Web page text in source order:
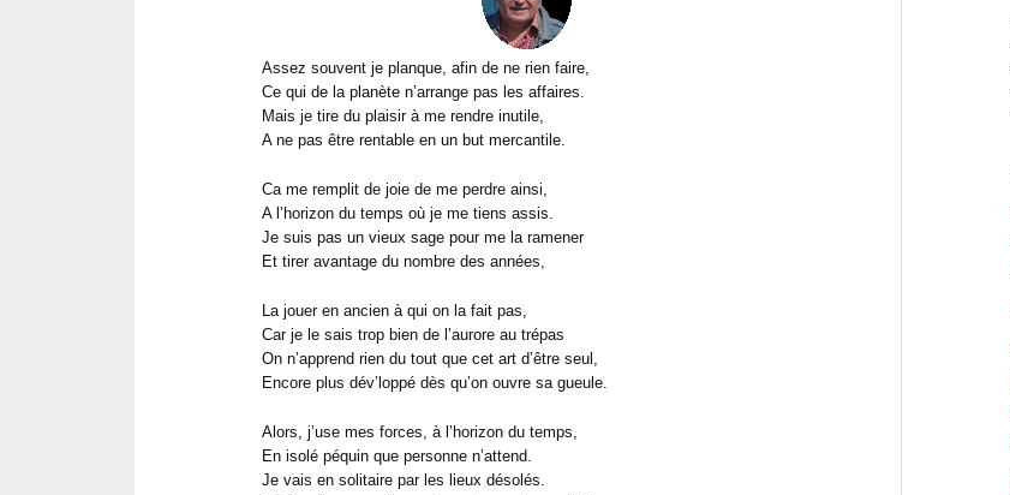
Assez souvent je planque, afin de ne rien faire,
Ce qui de la planète n’arrange pas les affaires.
Mais je tire du plaisir à me rendre inutile,
A ne pas être rentable en un but mercantile.
Ca me remplit de joie de me perdre ainsi,
A l’horizon du temps où je me tiens assis.
Je suis pas un vieux sage pour me la ramener
Et tirer avantage du nombre des années,
La jouer en ancien à qui on la fait pas,
Car je le sais trop bien de l’aurore au trépas
On n’apprend rien du tout que cet art d’être seul,
Encore plus dév’loppé dès qu’on ouvre sa gueule.
Alors, j’use mes forces, à l’horizon du temps,
En isolé péquin que personne n’attend.
Je vais en solitaire par les lieux désolés.